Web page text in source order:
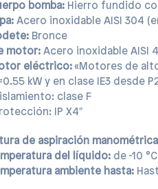
bomba: Hierro fundido
Acero inoxidable AISI 304
Bronce
motor: Acero inoxidable AISI
eléctrico: «Motores de
kW y en clase IE3 desde
clase F
IP X4″
de aspiración
del líquido: de -10
ambiente hasta: